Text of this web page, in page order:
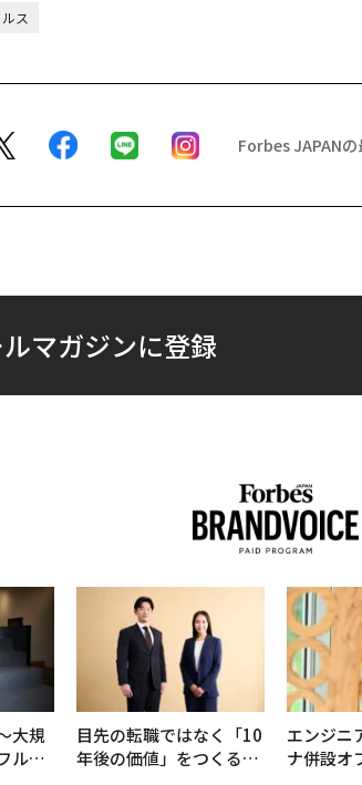
ス
Forbes JAPAN
マガジンに登録
大規
ル実
目先の転職ではなく「10
年後の価値」をつくる─
エンジニ
ナ併設オ